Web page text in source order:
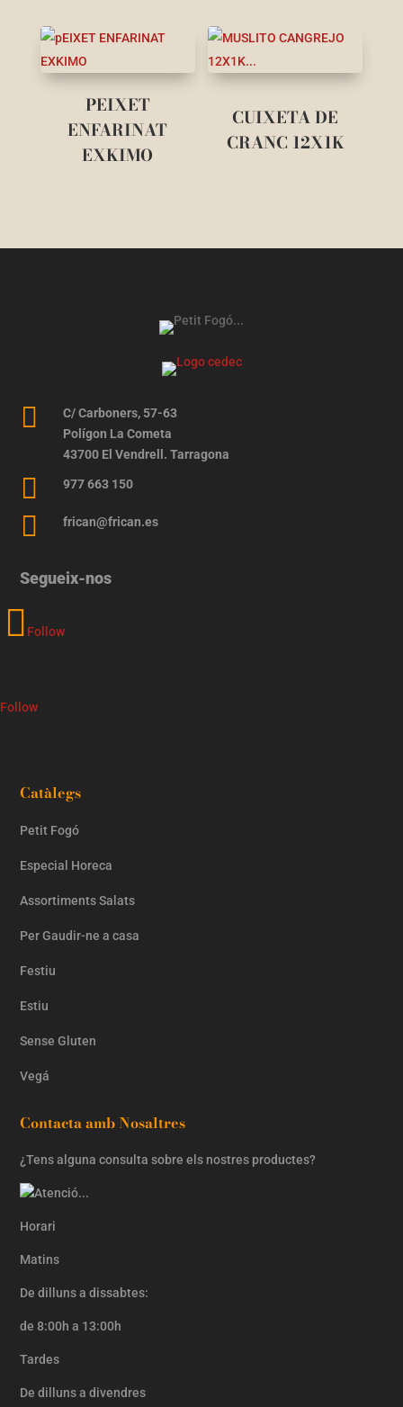
PEIXET
ENFARINAT
EXKIMO
CUIXETA DE
CRANC 12X1K

C/ Carboners, 57-63
Polígon La Cometa
43700 El Vendrell. Tarragona
 977 663 150
 frican@frican.es
Segueix-nos
Follow
Follow
Catàlegs
Petit Fogó
Especial Horeca
Assortiments Salats
Per Gaudir-ne a casa
Festiu
Estiu
Sense Gluten
Vegá
Contacta amb Nosaltres
¿Tens alguna consulta sobre els nostres productes?
Horari
Matins
De dilluns a dissabtes:
de 8:00h a 13:00h
Tardes
De dilluns a divendres